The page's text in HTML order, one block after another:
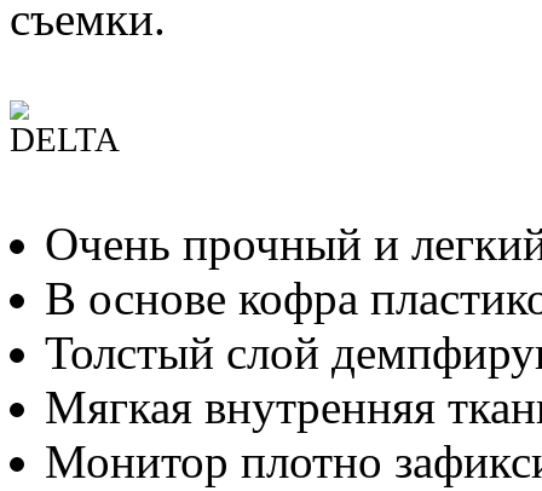
съемки.
Очень прочный и
В основе кофра
Толстый слой
Мягкая внутренняя
Монитор плотно